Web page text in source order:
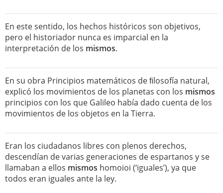
En este sentido, los hechos históricos son objetivos,
pero el historiador nunca es imparcial en la
interpretación de los mismos.
En su obra Principios matemáticos de ﬁlosofía natural,
explicó los movimientos de los planetas con los mismos
principios con los que Galileo había dado cuenta de los
movimientos de los objetos en la Tierra.
Eran los ciudadanos libres con plenos derechos,
descendían de varias generaciones de espartanos y se
llamaban a ellos mismos homoioi (‘iguales’), ya que
todos eran iguales ante la ley.